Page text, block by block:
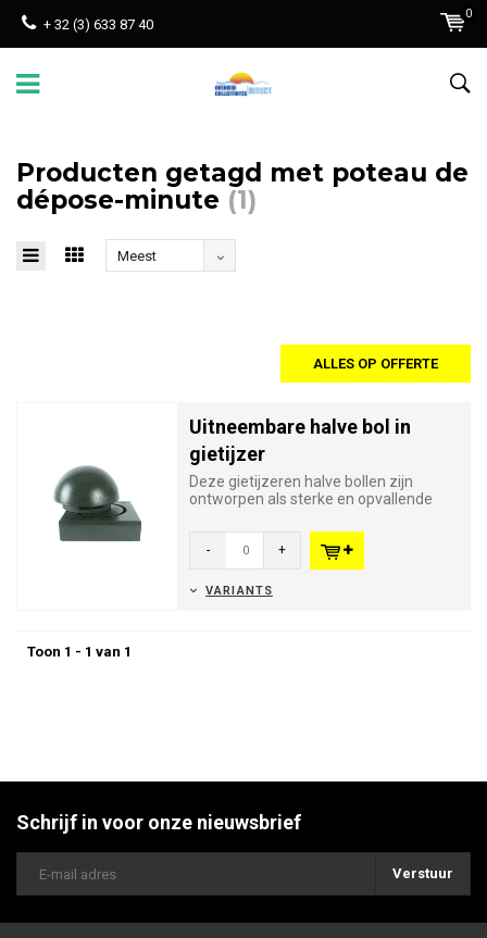
+ 32 (3) 633 87 40
0
Producten getagd met poteau de
dépose-minute (1)
Meest
ALLES OP OFFERTE
Uitneembare halve bol in
gietijzer
Deze gietijzeren halve bollen zijn
ontworpen als sterke en opvallende
- +
VARIANTS
Toon 1 - 1 van 1
Schrijf in voor onze nieuwsbrief
Verstuur